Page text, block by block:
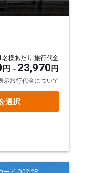
名様あたり 旅行代金
円 23,970 円
示旅行代金について
選択